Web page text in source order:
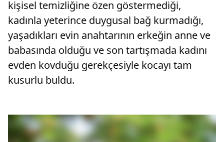
kişisel temizliğine özen göstermediği,
kadınla yeterince duygusal bağ kurmadığı,
yaşadıkları evin anahtarının erkeğin anne ve
babasında olduğu ve son tartışmada kadını
evden kovduğu gerekçesiyle kocayı tam
kusurlu buldu.